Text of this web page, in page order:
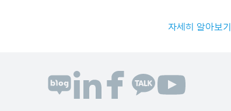
자세히 알아보기